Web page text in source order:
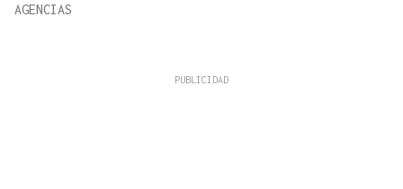
AGENCIAS